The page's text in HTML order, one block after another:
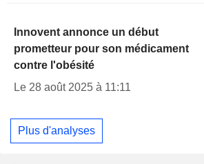
Innovent annonce un début
prometteur pour son médicament
contre l'obésité
Le 28 août 2025 à 11:11
Plus d'analyses